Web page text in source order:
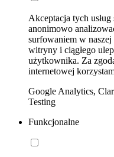
Akceptacja tych
anonimowo
surfowaniem w
witryny i ciągłego
użytkownika. Za
internetowej
Google Analytics,
Testing
Funkcjonalne